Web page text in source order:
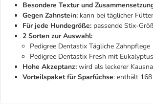
Besondere Textur und
Gegen Zahnstein: kann bei täglicher
Für jede Hundegröße: passende Stix-
2 Sorten zur Auswahl:
Pedigree Dentastix Tägliche Zahnpflege
Pedigree Dentastix Fresh mit
Hohe Akzeptanz: wird als leckerer
Vorteilspaket für Sparfüchse: enthält